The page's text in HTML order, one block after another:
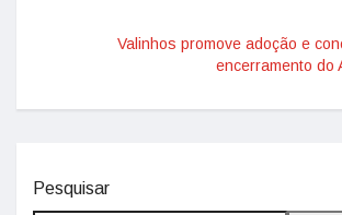
Valinhos promove adoção e
encerramento do
Pesquisar